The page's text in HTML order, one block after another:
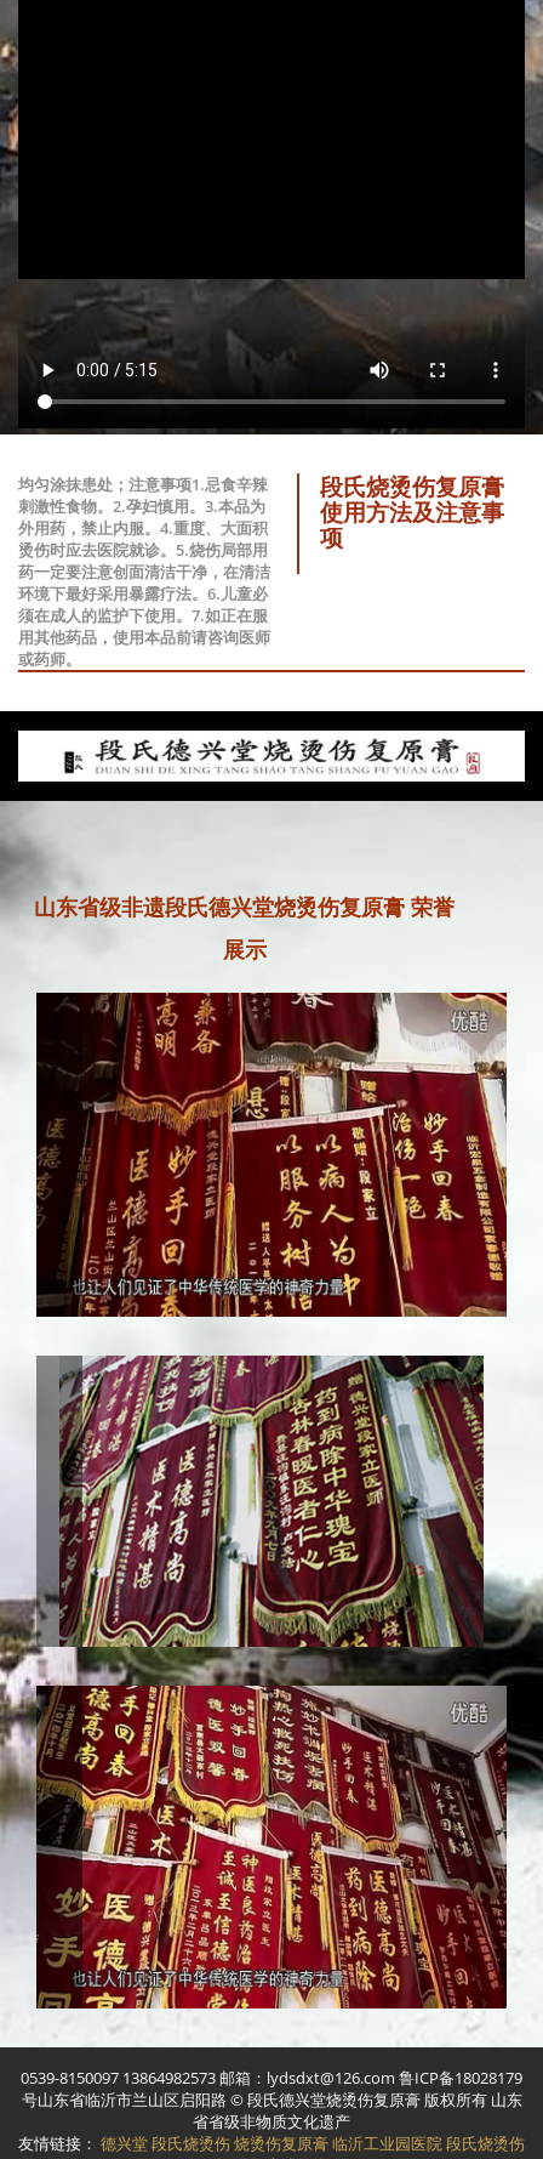
均匀涂抹患处；注意事项1.忌食辛辣
刺激性食物。2.孕妇慎用。3.本品为
外用药，禁止内服。4.重度、大面积
烫伤时应去医院就诊。5.烧伤局部用
药一定要注意创面清洁干净，在清洁
环境下最好采用暴露疗法。6.儿童必
须在成人的监护下使用。7.如正在服
用其他药品，使用本品前请咨询医师
或药师。
段氏烧烫伤复原膏
使用方法及注意事
项
山东省级非遗段氏德兴堂烧烫伤复原膏 荣誉
展示
0539-8150097 13864982573 邮箱：lydsdxt@126.com 鲁ICP备18028179
号山东省临沂市兰山区启阳路 © 段氏德兴堂烧烫伤复原膏 版权所有 山东
省省级非物质文化遗产
友情链接： 德兴堂段氏烧烫伤烧烫伤复原膏临沂工业园医院段氏烧烫伤